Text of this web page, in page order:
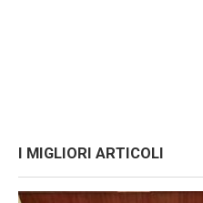
I MIGLIORI ARTICOLI